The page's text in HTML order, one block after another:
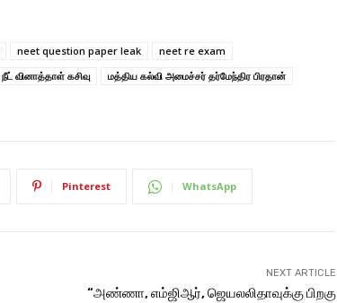
neet question paper leak
neet re exam
நீட் வினாத்​தாள் கசிவு
மத்​திய கல்வி அமைச்​சர் தர்மேந்​திர பிர​தான்
Pinterest WhatsApp
NEXT ARTICLE
“அண்ணா, எம்ஜிஆர், ஜெயலலிதாவுக்கு பிறகு